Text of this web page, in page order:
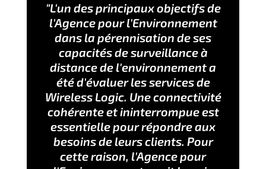
"L'un des principaux objectifs de
l'Agence pour l'Environnement
dans la pérennisation de ses
capacités de surveillance à
distance de l'environnement a
été d'évaluer les services de
Wireless Logic. Une connectivité
cohérente et ininterrompue est
essentielle pour répondre aux
besoins de leurs clients. Pour
cette raison, l'Agence pour